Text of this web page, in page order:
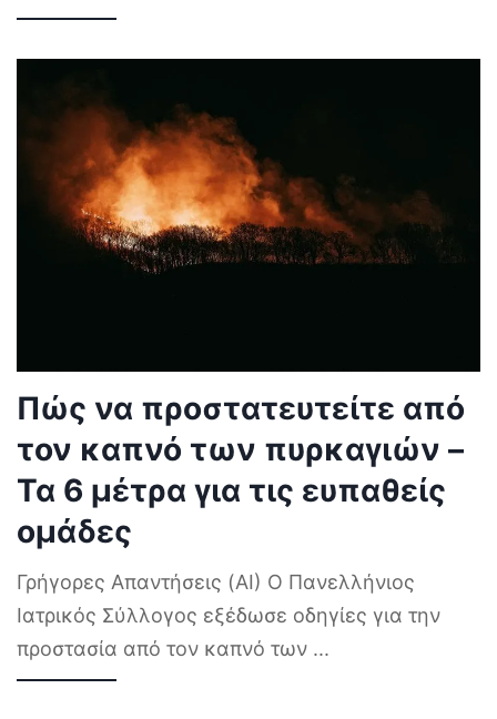
Πώς να προστατευτείτε από
τον καπνό των πυρκαγιών –
Τα 6 μέτρα για τις ευπαθείς
ομάδες
Γρήγορες Απαντήσεις (AI) Ο Πανελλήνιος
Ιατρικός Σύλλογος εξέδωσε οδηγίες για την
προστασία από τον καπνό των ...